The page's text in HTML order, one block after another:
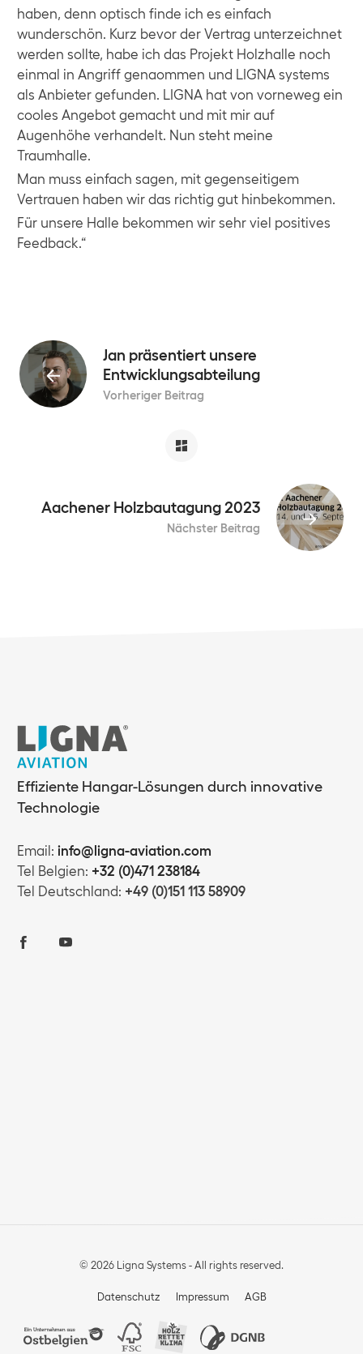
haben, denn optisch finde ich es einfach
wunderschön. Kurz bevor der Vertrag unterzeichnet
werden sollte, habe ich das Projekt Holzhalle noch
einmal in Angriff genaommen und LIGNA systems
als Anbieter gefunden. LIGNA hat von vorneweg ein
cooles Angebot gemacht und mit mir auf
Augenhöhe verhandelt. Nun steht meine
Traumhalle.
Man muss einfach sagen, mit gegenseitigem
Vertrauen haben wir das richtig gut hinbekommen.
Für unsere Halle bekommen wir sehr viel positives
Feedback.“
Jan präsentiert unsere
Entwicklungsabteilung
Vorheriger Beitrag
Aachener Holzbautagung 2023
Nächster Beitrag
Effiziente Hangar-Lösungen durch innovative
Technologie
Email: info@ligna-aviation.com
Tel Belgien: +32 (0)471 238184
Tel Deutschland: +49 (0)151 113 58909
© 2026 Ligna Systems - All rights reserved.
Datenschutz Impressum AGB